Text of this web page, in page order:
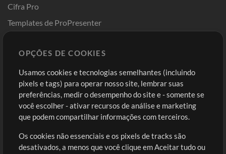
Cifra Pro
Templates de ProPresenter
Comprar Créditos
Conteúdo Grátis
Solicite uma Música
Extras
Entre
Cadastre-se
Ir ao carrinho
OPÇÕES DE COOKIES
Usamos cookies e tecnologias semelhantes (incluindo
pixels e tags) para operar nosso site, lembrar suas
preferências, medir o desempenho do site e - somente se
você escolher - ativar recursos de análise e marketing
que podem compartilhar informações com terceiros.
Os cookies não essenciais e os pixels de tracks são
desativados, a menos que você clique em Aceitar tudo ou